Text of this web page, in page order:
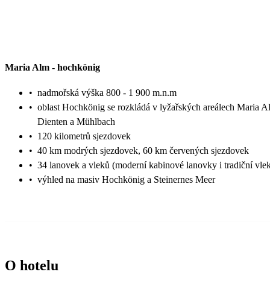
Maria Alm - hochkönig
• nadmořská výška 800 - 1 900 m.n.m
• oblast Hochkönig se rozkládá v lyžařských areálech Maria
Dienten a Mühlbach
• 120 kilometrů sjezdovek
• 40 km modrých sjezdovek, 60 km červených sjezdovek
• 34 lanovek a vleků (moderní kabinové lanovky i tradiční
• výhled na masiv Hochkönig a Steinernes Meer
O hotelu